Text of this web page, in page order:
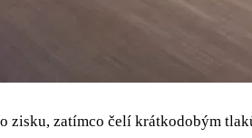
zatímco čelí krátkodobým